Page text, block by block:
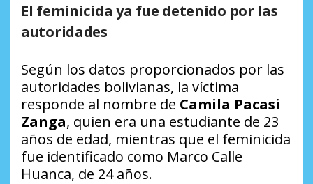
El feminicida ya fue detenido por las
autoridades
Según los datos proporcionados por las
autoridades bolivianas, la víctima
responde al nombre de Camila Pacasi
Zanga, quien era una estudiante de 23
años de edad, mientras que el feminicida
fue identificado como Marco Calle
Huanca, de 24 años.